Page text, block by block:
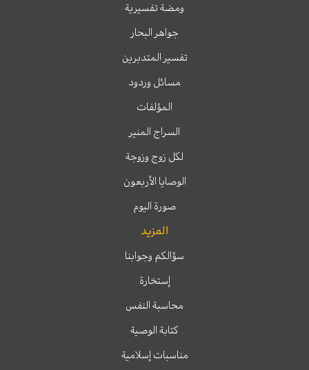
ومضة تفسيرية
جواهر البحار
تفسير المتدبرين
مسائل وردود
المؤلفات
السراج المنير
لكل زوج وزوجة
الوصايا الأربعون
صورة اليوم
المزيد
سؤالكم وجوابنا
إستخارة
محاسبة النفس
كتابة الوصية
مناسبات إسلامية